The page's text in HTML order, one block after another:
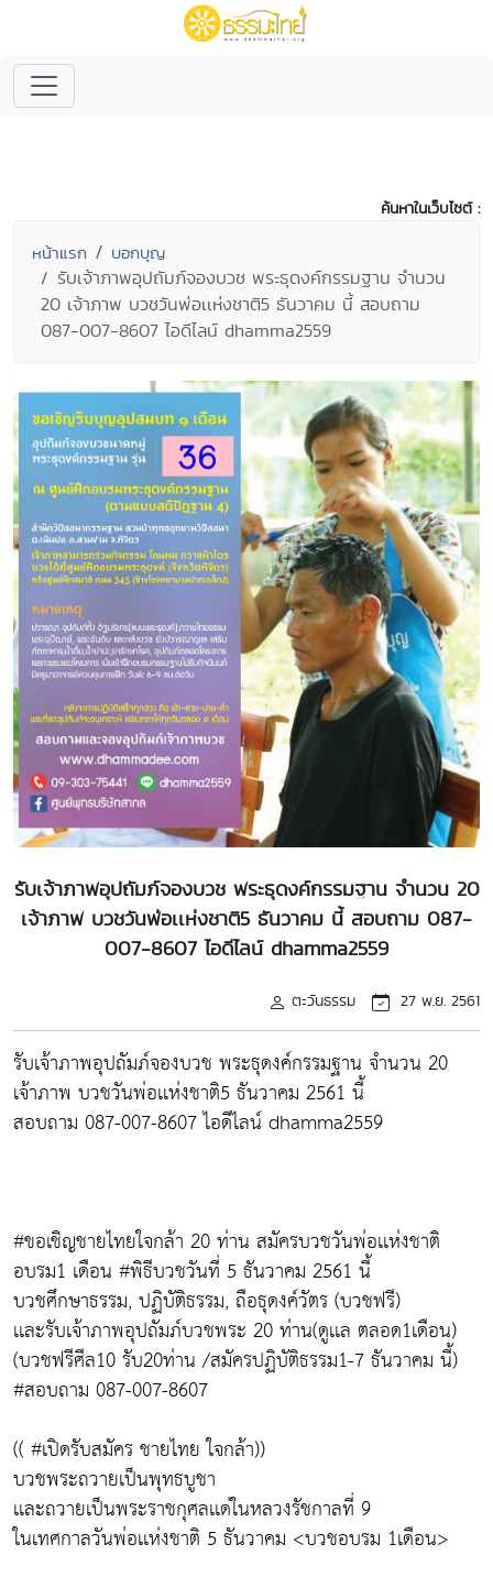
ค้นหาในเว็บไซต์ :
หน้าแรก บอกบุญ
รับเจ้าภาพอุปถัมภ์จองบวช พระธุดงค์กรรมฐาน จำนวน
20 เจ้าภาพ บวชวันพ่อเเห่งชาติ5 ธันวาคม นี้ สอบถาม
087-007-8607 ไอดีไลน์ dhamma2559
รับเจ้าภาพอุปถัมภ์จองบวช พระธุดงค์กรรมฐาน จำนวน 20
เจ้าภาพ บวชวันพ่อเเห่งชาติ5 ธันวาคม นี้ สอบถาม 087-
007-8607 ไอดีไลน์ dhamma2559
ตะวันธรรม 27 พ.ย. 2561
รับเจ้าภาพอุปถัมภ์จองบวช พระธุดงค์กรรมฐาน จำนวน 20
เจ้าภาพ บวชวันพ่อเเห่งชาติ5 ธันวาคม 2561 นี้
สอบถาม 087-007-8607 ไอดีไลน์ dhamma2559
#ขอเชิญชายไทยใจกล้า 20 ท่าน สมัครบวชวันพ่อเเห่งชาติ
อบรม1 เดือน #พิธีบวชวันที่ 5 ธันวาคม 2561 นี้
บวชศึกษาธรรม, ปฏิบัติธรรม, ถือธุดงค์วัตร (บวชฟรี)
เเละรับเจ้าภาพอุปถัมภ์บวชพระ 20 ท่าน(ดูเเล ตลอด1เดือน)
(บวชฟรีศีล10 รับ20ท่าน /สมัครปฏิบัติธรรม1-7 ธันวาคม นี้)
#สอบถาม 087-007-8607
(( #เปิดรับสมัคร ชายไทย ใจกล้า))
บวชพระถวายเป็นพุทธบูชา
เเละถวายเป็นพระราชกุศลเเด่ในหลวงรัชกาลที่ 9
ในเทศกาลวันพ่อเเห่งชาติ 5 ธันวาคม <บวชอบรม 1เดือน>